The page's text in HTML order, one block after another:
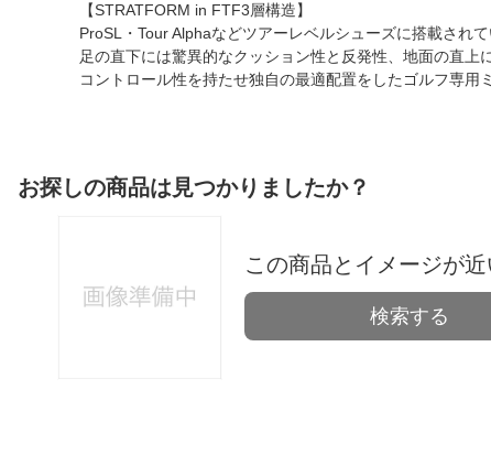
【STRATFORM in FTF3層構造】
ProSL・Tour Alphaなどツアーレベルシューズに搭載され
足の直下には驚異的なクッション性と反発性、地面の直上
コントロール性を持たせ独自の最適配置をしたゴルフ専用
お探しの商品は見つかりましたか？
この商品とイメージが
検索する